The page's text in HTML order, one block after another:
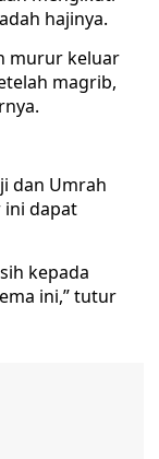
hajinya.
murur keluar
magrib,
dan Umrah
ini dapat
kepada
ini,” tutur